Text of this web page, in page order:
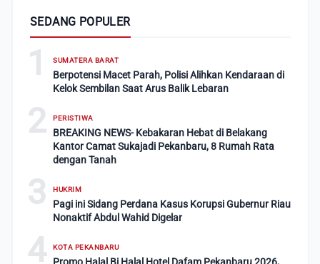
SEDANG POPULER
1 SUMATERA BARAT
Berpotensi Macet Parah, Polisi Alihkan Kendaraan di
Kelok Sembilan Saat Arus Balik Lebaran
2 PERISTIWA
BREAKING NEWS- Kebakaran Hebat di Belakang
Kantor Camat Sukajadi Pekanbaru, 8 Rumah Rata
dengan Tanah
3 HUKRIM
Pagi ini Sidang Perdana Kasus Korupsi Gubernur Riau
Nonaktif Abdul Wahid Digelar
4 KOTA PEKANBARU